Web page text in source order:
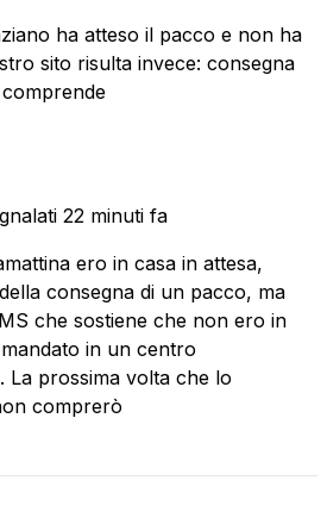
ha atteso il pacco e non ha
sito risulta invece: consegna
22 minuti fa
ero in casa in attesa,
consegna di un pacco, ma
che sostiene che non ero in
in un centro
La prossima volta che lo
comprerò